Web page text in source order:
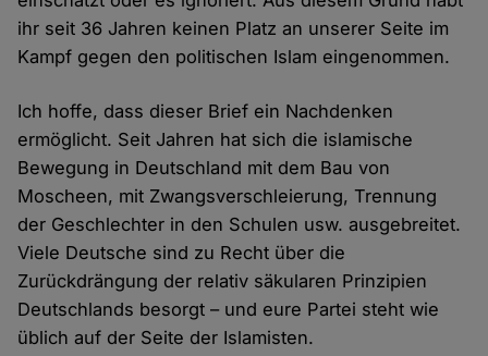
ihr seit 36 Jahren keinen Platz an unserer Seite im
Kampf gegen den politischen Islam eingenommen.
Ich hoffe, dass dieser Brief ein Nachdenken
ermöglicht. Seit Jahren hat sich die islamische
Bewegung in Deutschland mit dem Bau von
Moscheen, mit Zwangsverschleierung, Trennung
der Geschlechter in den Schulen usw. ausgebreitet.
Viele Deutsche sind zu Recht über die
Zurückdrängung der relativ säkularen Prinzipien
Deutschlands besorgt – und eure Partei steht wie
üblich auf der Seite der Islamisten.